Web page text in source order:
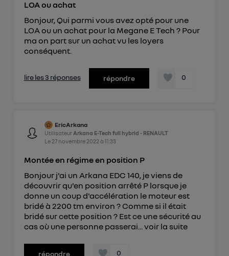
LOA ou achat
Bonjour, Qui parmi vous avez opté pour une
LOA ou un achat pour la Megane E Tech ? Pour
ma on part sur un achat vu les loyers
conséquent.
lire les 3 réponses répondre 0
EricArkana
Utilisateur Arkana E-Tech full hybrid - RENAULT
Le 27 novembre 2022 à 11:33
Montée en régime en position P
Bonjour j'ai un Arkana EDC 140, je viens de
découvrir qu'en position arrêté P lorsque je
donne un coup d'accélération le moteur est
bridé à 2200 tm environ ? Comme si il était
bridé sur cette position ? Est ce une sécurité au
cas où une personne passerai... voir la suite
répondre 0